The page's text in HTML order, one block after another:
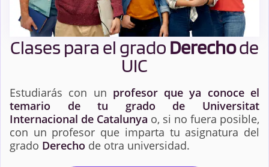
Clases para el grado Derechode
UIC
Estudiarás con un profesor que ya conoce el
temario de tu grado de Universitat
Internacional de Catalunya o, si no fuera posible,
con un profesor que imparta tu asignatura del
grado Derecho de otra universidad.